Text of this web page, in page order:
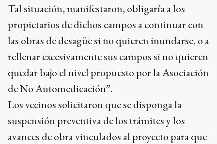
Tal situación, manifestaron, obligaría a los
propietarios de dichos campos a continuar con
las obras de desagüe si no quieren inundarse, o a
rellenar excesivamente sus campos si no quieren
quedar bajo el nivel propuesto por la Asociación
de No Automedicación”.
Los vecinos solicitaron que se disponga la
suspensión preventiva de los trámites y los
avances de obra vinculados al proyecto para que